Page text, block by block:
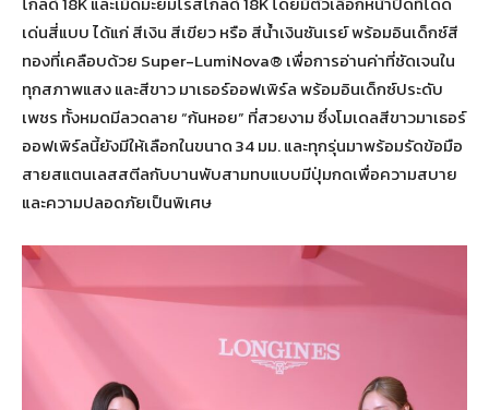
เด่นสี่แบบ ได้แก่ สีเงิน สีเขียว หรือ สีน้ำเงินซันเรย์ พร้อมอินเด็กซ์สี
ทองที่เคลือบด้วย Super-LumiNova® เพื่อการอ่านค่าที่ชัดเจนใน
ทุกสภาพแสง และสีขาว มาเธอร์ออฟเพิร์ล พร้อมอินเด็กซ์ประดับ
เพชร ทั้งหมดมีลวดลาย “ก้นหอย” ที่สวยงาม ซึ่งโมเดลสีขาวมาเธอร์
ออฟเพิร์ลนี้ยังมีให้เลือกในขนาด 34 มม. และทุกรุ่นมาพร้อมรัดข้อมือ
สายสแตนเลสสตีลกับบานพับสามทบแบบมีปุ่มกดเพื่อความสบาย
และความปลอดภัยเป็นพิเศษ